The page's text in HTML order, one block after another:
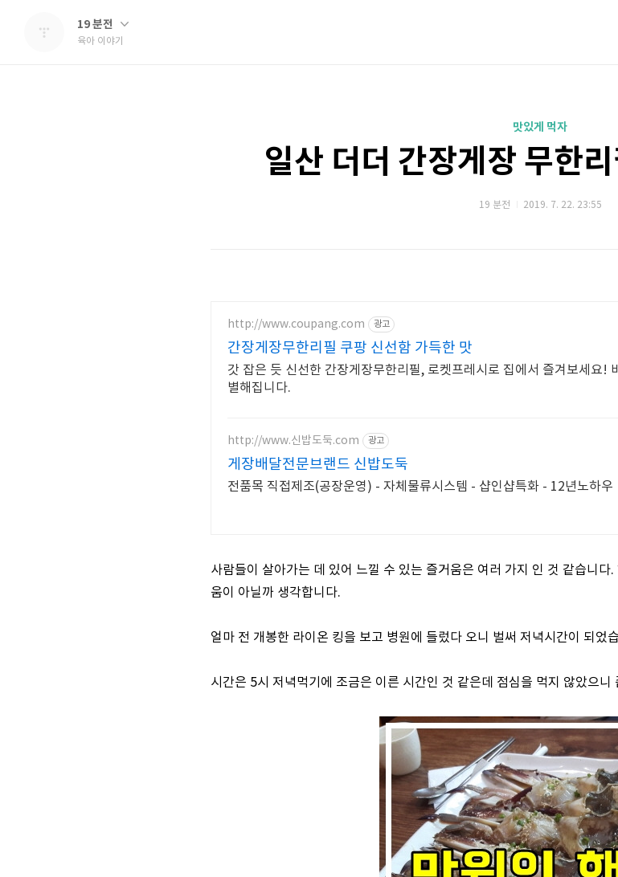
19 분전
육아 이야기
맛있게 먹자
일산 더더 간장게장 무한
19 분전 2019. 7. 22. 23:55
http://www.coupang.com 광고
간장게장무한리필 쿠팡 신선함 가득한 맛
갓 잡은 듯 신선한 간장게장무한리필, 로켓프레시로 집에서 즐겨보세요!
별해집니다.
http://www.신밥도둑.com 광고
게장배달전문브랜드 신밥도둑
전품목 직접제조(공장운영) - 자체물류시스템 - 샵인샵특화 - 12년노하우
사람들이 살아가는 데 있어 느낄 수 있는 즐거움은 여러 가지 인 것 같습니
움이 아닐까 생각합니다.
얼마 전 개봉한 라이온 킹을 보고 병원에 들렀다 오니 벌써 저녁시간이 되었
시간은 5시 저녁먹기에 조금은 이른 시간인 것 같은데 점심을 먹지 않았으니